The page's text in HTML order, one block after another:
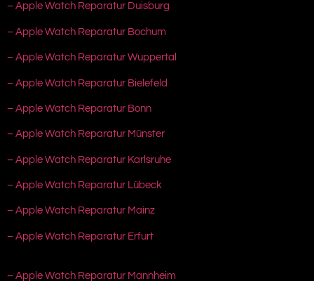
– Apple Watch Reparatur Duisburg
– Apple Watch Reparatur Bochum
– Apple Watch Reparatur Wuppertal
– Apple Watch Reparatur Bielefeld
– Apple Watch Reparatur Bonn
– Apple Watch Reparatur Münster
– Apple Watch Reparatur Karlsruhe
– Apple Watch Reparatur Lübeck
– Apple Watch Reparatur Mainz
– Apple Watch Reparatur Erfurt
– Apple Watch Reparatur Mannheim